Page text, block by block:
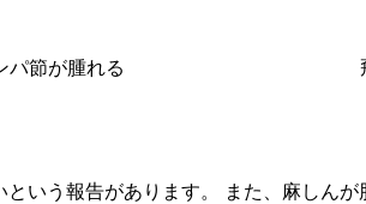
パ節が腫れる
いう報告があります。 また、麻しん